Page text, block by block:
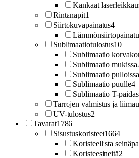
Kankaat
Rintanapit1
Siirtokuvapainatus4
Sublimaatiotulostus10
Sublimaatio
Sublimaatio mukissa
Sublimaatio pulloissa
Sublimaatio puulle4
Sublimaatio T-
Tarrojen valmistus ja
UV-tulostus2
Tavarat1786
Sisustuskoristeet1664
Koristeellista
Koristeesineitä2